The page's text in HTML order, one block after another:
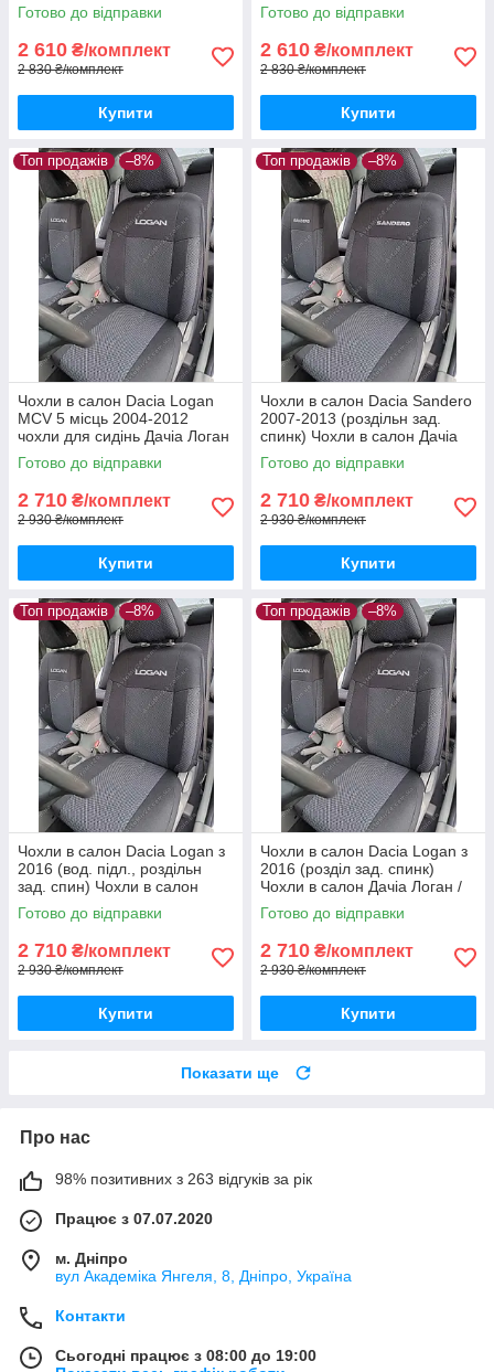
Готово до відправки
2 610 ₴/комплект
2 830 ₴/комплект
Купити
чохли Dacia Sandero
Готово до відправки
2 610 ₴/комплект
2 830 ₴/комплект
Купити
Топ продажів –8%
Чохли в салон Dacia Logan
MCV 5 місць 2004-2012
чохли для сидінь Дачіа Логан
МЦВ 5місць авто чохли Dacia
Logan MCV
Готово до відправки
2 710 ₴/комплект
2 930 ₴/комплект
Купити
Топ продажів –8%
Чохли в салон Dacia Sandero
2007-2013 (роздільн зад.
спинк) Чохли в салон Дачіа
Сандеро до 2013 / авто
чохли Dacia Sandero
Готово до відправки
2 710 ₴/комплект
2 930 ₴/комплект
Купити
Топ продажів –8%
Чохли в салон Dacia Logan з
2016 (вод. підл., роздільн
зад. спин) Чохли в салон
Дачіа Логан / авто чохли
Dacia Logan
Готово до відправки
2 710 ₴/комплект
2 930 ₴/комплект
Купити
Топ продажів –8%
Чохли в салон Dacia Logan з
2016 (розділ зад. спинк)
Чохли в салон Дачіа Логан /
авто чохли Dacia Logan
Готово до відправки
2 710 ₴/комплект
2 930 ₴/комплект
Купити
Показати ще
Про нас
98% позитивних з 263 відгуків за рік
Працює з 07.07.2020
м. Дніпро
вул Академіка Янгеля, 8, Дніпро, Україна
Контакти
Сьогодні працює з 08:00 до 19:00